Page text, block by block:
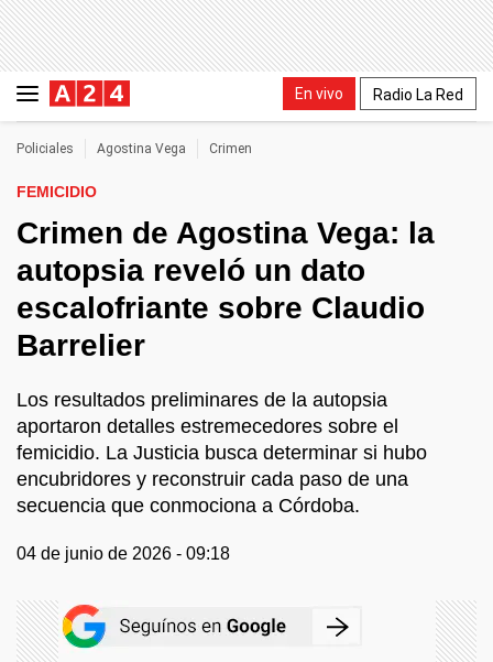
En vivo Radio La Red
Policiales Agostina Vega Crimen
FEMICIDIO
Crimen de Agostina Vega: la
autopsia reveló un dato
escalofriante sobre Claudio
Barrelier
Los resultados preliminares de la autopsia
aportaron detalles estremecedores sobre el
femicidio. La Justicia busca determinar si hubo
encubridores y reconstruir cada paso de una
secuencia que conmociona a Córdoba.
04 de junio de 2026 - 09:18